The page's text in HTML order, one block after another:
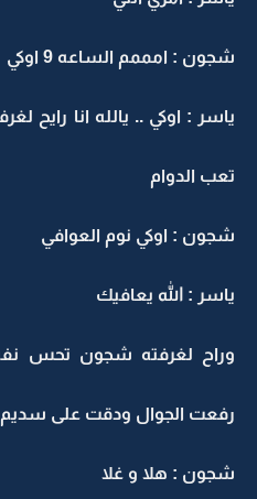
شجون : امممم الساعه 9 اوكي
ياسر : اوكي .. يالله انا رايح
تعب الدوام
شجون : اوكي نوم العوافي
ياسر : الله يعافيك
وراح لغرفته شجون تحس
رفعت الجوال ودقت على سديم بعد 4 رنات
شجون : هلا و غلا